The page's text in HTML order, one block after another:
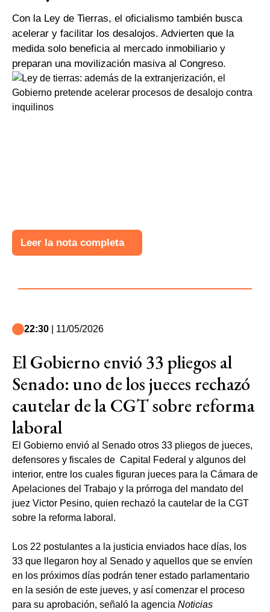
Con la Ley de Tierras, el oficialismo también busca
acelerar y facilitar los desalojos. Advierten que la
medida solo beneficia al mercado inmobiliario y
preparan una movilización masiva al Congreso.
Leer la nota completa
22:30 | 11/05/2026
El Gobierno envió 33 pliegos al
Senado: uno de los jueces rechazó
cautelar de la CGT sobre reforma
laboral
El Gobierno envió al Senado otros 33 pliegos de jueces,
defensores y fiscales de Capital Federal y algunos del
interior, entre los cuales figuran jueces para la Cámara de
Apelaciones del Trabajo y la prórroga del mandato del
juez Victor Pesino, quien rechazó la cautelar de la CGT
sobre la reforma laboral.
Los 22 postulantes a la justicia enviados hace días, los
33 que llegaron hoy al Senado y aquellos que se envíen
en los próximos días podrán tener estado parlamentario
en la sesión de este jueves, y así comenzar el proceso
para su aprobación, señaló la agencia Noticias